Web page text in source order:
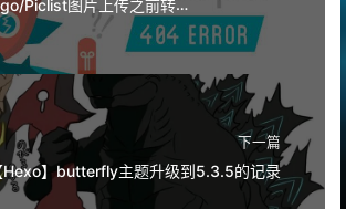
Piclist图片上传之前转
插件）
下一篇
Hexo】butterfly主题升级到5.3.5的记录